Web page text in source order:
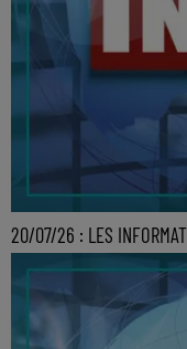
20/07/26 : LES